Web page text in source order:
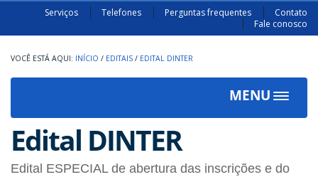
Serviços Telefones Perguntas frequentes
Contato
Fale conosco
INÍCIO / EDITAIS / EDITAL DINTER
MENU
Toggle
Edital DINTER
Edital ESPECIAL de abertura das inscrições e do